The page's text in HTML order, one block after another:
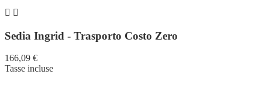
 
Sedia Ingrid - Trasporto Costo Zero
166,09 €
Tasse incluse